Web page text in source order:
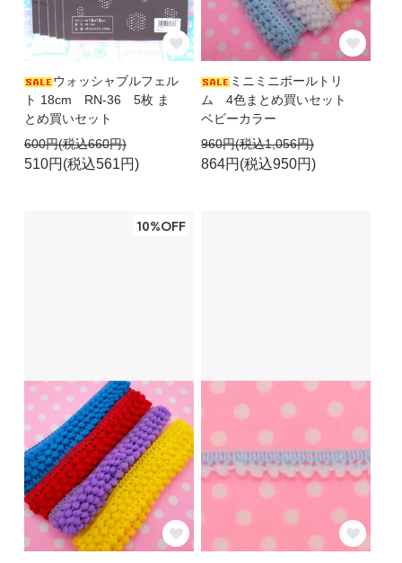
ウォッシャブルフェル
ト 18cm RN-36 5枚 ま
とめ買いセット
600円(税込660円)
510円(税込561円)
ミニミニボールトリ
ム 4色まとめ買いセット
ベビーカラー
960円(税込1,056円)
864円(税込950円)
10%OFF